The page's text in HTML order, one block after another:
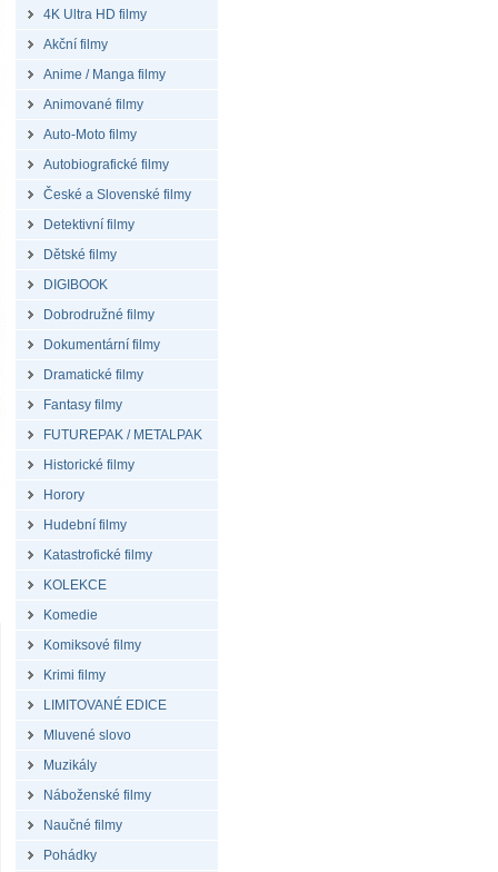
4K Ultra HD filmy
Akční filmy
Anime / Manga filmy
Animované filmy
Auto-Moto filmy
Autobiografické filmy
České a Slovenské filmy
Detektivní filmy
Dětské filmy
DIGIBOOK
Dobrodružné filmy
Dokumentární filmy
Dramatické filmy
Fantasy filmy
FUTUREPAK / METALPAK
Historické filmy
Horory
Hudební filmy
Katastrofické filmy
KOLEKCE
Komedie
Komiksové filmy
Krimi filmy
LIMITOVANÉ EDICE
Mluvené slovo
Muzikály
Náboženské filmy
Naučné filmy
Pohádky